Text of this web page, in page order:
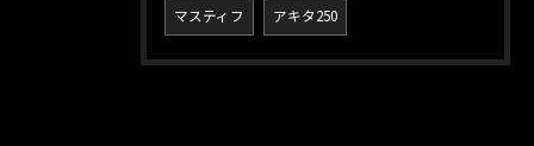
マスティフ アキタ250